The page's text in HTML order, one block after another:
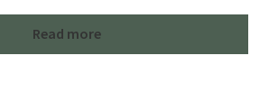
Read more